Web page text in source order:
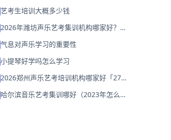
艺考生培训大概多少钱
2026年潍坊声乐艺考集训机构哪家好？家
气息对声乐学习的重要性
小提琴好学吗怎么学习
2026郑州声乐艺考培训机构哪家好「27
哈尔滨音乐艺考集训哪好（2023年怎么选